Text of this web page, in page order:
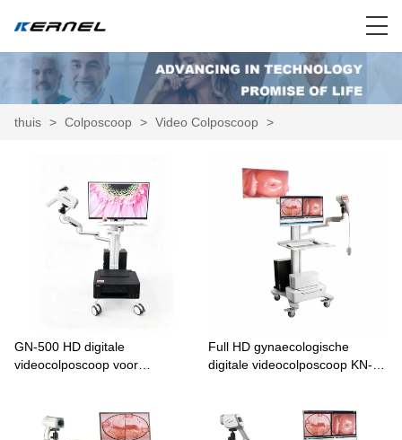
thuis > Colposcoop > Video Colposcoop >
GN-500 HD digitale
videocolposcoop voor
onderzoek
Full HD gynaecologische
digitale videocolposcoop KN-